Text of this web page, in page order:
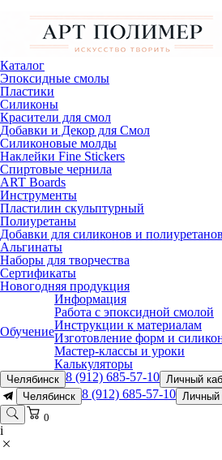
Каталог
Эпоксидные смолы
Пластики
Силиконы
Красители для смол
Добавки и Декор для Смол
Силиконовые молды
Наклейки Fine Stickers
Спиртовые чернила
ART Boards
Инструменты
Пластилин скульптурный
Полиуретаны
Добавки для силиконов и полиуретанов
Альгинаты
Наборы для творчества
Сертификаты
Новогодняя продукция
Обучение
Информация
Работа с эпоксидной смолой
Инструкции к материалам
Изготовление форм и
Мастер-классы и уроки
Калькуляторы
Челябинск 8 (912) 685-57-10 Личный
Челябинск 8 (912) 685-57-10 Личный
0
i